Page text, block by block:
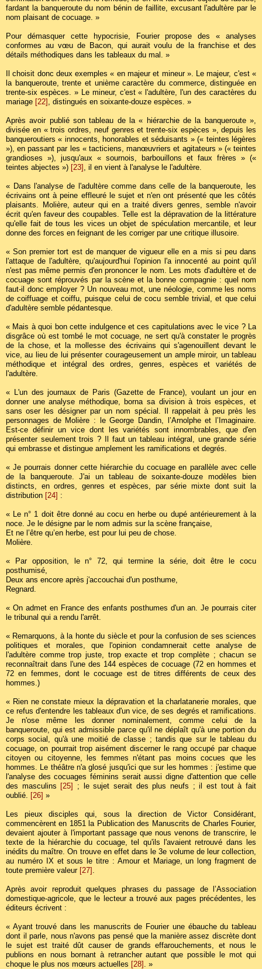
fardant la banqueroute du nom bénin de faillite, excusant l'adultère par le
nom plaisant de cocuage. »
Pour démasquer cette hypocrisie, Fourier propose des « analyses
conformes au vœu de Bacon, qui aurait voulu de la franchise et des
détails méthodiques dans les tableaux du mal. »
Il choisit donc deux exemples « en majeur et mineur ». Le majeur, c'est «
la banqueroute, trente et unième caractère du commerce, distinguée en
trente-six espèces. » Le mineur, c'est « l'adultère, l'un des caractères du
mariage [22] , distingués en soixante-douze espèces. »
Après avoir publié son tableau de la « hiérarchie de la banqueroute »,
divisée en « trois ordres, neuf genres et trente-six espèces », depuis les
banqueroutiers « innocents, honorables et séduisants » (« teintes légères
»), en passant par les « tacticiens, manœuvriers et agitateurs » (« teintes
grandioses »), jusqu'aux « sournois, barbouillons et faux frères » («
teintes abjectes ») [23] , il en vient à l'analyse le l'adultère.
« Dans l'analyse de l'adultère comme dans celle de la banqueroute, les
écrivains ont à peine effleuré le sujet et n'en ont présenté que les côtés
plaisants. Molière, auteur qui en a traité divers genres, semble n'avoir
écrit qu'en faveur des coupables. Telle est la dépravation de la littérature
qu'elle fait de tous les vices un objet de spéculation mercantile, et leur
donne des forces en feignant de les corriger par une critique illusoire.
« Son premier tort est de manquer de vigueur elle en a mis si peu dans
l'attaque de l'adultère, qu'aujourd'hui l'opinion l'a innocenté au point qu'il
n'est pas même permis d'en prononcer le nom. Les mots d'adultère et de
cocuage sont réprouvés par la scène et la bonne compagnie : quel nom
faut-il donc employer ? Un nouveau mot, une néologie, comme les noms
de coiffuage et coiffu, puisque celui de cocu semble trivial, et que celui
d'adultère semble pédantesque.
« Mais à quoi bon cette indulgence et ces capitulations avec le vice ? La
disgrâce où est tombé le mot cocuage, ne sert qu'à constater le progrès
de la chose, et la mollesse des écrivains qui s'agenouillent devant le
vice, au lieu de lui présenter courageusement un ample miroir, un tableau
méthodique et intégral des ordres, genres, espèces et variétés de
l'adultère.
« L'un des journaux de Paris (Gazette de France), voulant un jour en
donner une analyse méthodique, borna sa division à trois espèces, et
sans oser les désigner par un nom spécial. Il rappelait à peu près les
personnages de Molière : le George Dandin, l’Arnolphe et l’Imaginaire.
Est-ce définir un vice dont les variétés sont innombrables, que d'en
présenter seulement trois ? Il faut un tableau intégral, une grande série
qui embrasse et distingue amplement les ramifications et degrés.
« Je pourrais donner cette hiérarchie du cocuage en parallèle avec celle
de la banqueroute. J'ai un tableau de soixante-douze modèles bien
distincts, en ordres, genres et espèces, par série mixte dont suit la
distribution [24] :
« Le n° 1 doit être donné au cocu en herbe ou dupé antérieurement à la
noce. Je le désigne par le nom admis sur la scène française,
Et ne l’être qu’en herbe, est pour lui peu de chose.
Molière.
« Par opposition, le n° 72, qui termine la série, doit être le cocu
posthumisé,
Deux ans encore après j'accouchai d'un posthume,
Regnard.
« On admet en France des enfants posthumes d'un an. Je pourrais citer
le tribunal qui a rendu l'arrêt.
« Remarquons, à la honte du siècle et pour la confusion de ses sciences
politiques et morales, que l'opinion condamnerait cette analyse de
l'adultère comme trop juste, trop exacte et trop complète ; chacun se
reconnaîtrait dans l'une des 144 espèces de cocuage (72 en hommes et
72 en femmes, dont le cocuage est de titres différents de ceux des
hommes.)
« Rien ne constate mieux la dépravation et la charlatanerie morales, que
ce refus d'entendre les tableaux d'un vice, de ses degrés et ramifications.
Je n'ose même les donner nominalement, comme celui de la
banqueroute, qui est admissible parce qu'il ne déplaît qu'à une portion du
corps social, qu'à une moitié de classe ; tandis que sur le tableau du
cocuage, on pourrait trop aisément discerner le rang occupé par chaque
citoyen ou citoyenne, les femmes n'étant pas moins cocues que les
hommes. Le théâtre n'a glosé jusqu'ici que sur les hommes : j'estime que
l'analyse des cocuages féminins serait aussi digne d'attention que celle
des masculins
[25]
; le sujet serait des plus neufs ; il est tout à fait
oublié. [26] »
Les pieux disciples qui, sous la direction de Victor Considérant,
commencèrent en 1851 la Publication des Manuscrits de Charles Fourier,
devaient ajouter à l'important passage que nous venons de transcrire, le
texte de la hiérarchie du cocuage, tel qu'ils l'avaient retrouvé dans les
inédits du maître. On trouve en effet dans le 3e volume de leur collection,
au numéro IX et sous le titre : Amour et Mariage, un long fragment de
toute première valeur [27] .
Après avoir reproduit quelques phrases du passage de l’Association
domestique-agricole, que le lecteur a trouvé aux pages précédentes, les
éditeurs écrivent :
« Ayant trouvé dans les manuscrits de Fourier une ébauche du tableau
dont il parle, nous n'avons pas pensé que la manière assez discrète dont
le sujet est traité dût causer de grands effarouchements, et nous le
publions en nous bornant à retrancher autant que possible le mot qui
choque le plus nos mœurs actuelles [28] . »